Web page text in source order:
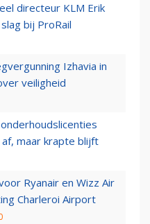
directeur KLM Erik
bij ProRail
Izhavia in
veiligheid
maar krapte blijft
Ryanair en Wizz Air
Charleroi Airport